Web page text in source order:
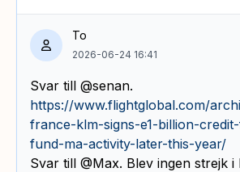
To
2026-06-24 16:41
Svar till @senan.
https://www.flightglobal.com/
france-klm-signs-e1-billion-
fund-ma-activity-later-this-year/
Svar till @Max. Blev ingen strejk